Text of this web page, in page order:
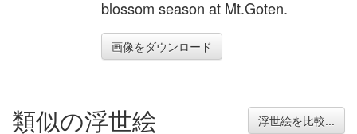
blossom season at Mt.Goten.
画像をダウンロード
類似の浮世絵 浮世絵を比較...